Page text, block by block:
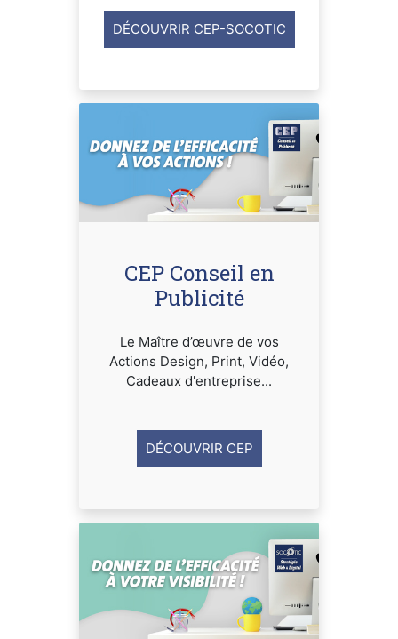
DÉCOUVRIR CEP-SOCOTIC
CEP Conseil en
Publicité
Le Maître d’œuvre de vos
Actions Design, Print, Vidéo,
Cadeaux d'entreprise...
DÉCOUVRIR CEP